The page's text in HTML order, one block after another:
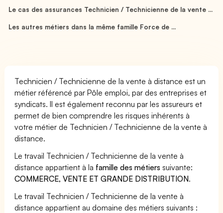
Le cas des assurances Technicien / Technicienne de la vente ...
Les autres métiers dans la même famille Force de ...
Technicien / Technicienne de la vente à distance est un
métier référencé par Pôle emploi, par des entreprises et
syndicats. Il est également reconnu par les assureurs et
permet de bien comprendre les risques inhérents à
votre métier de Technicien / Technicienne de la vente à
distance.
Le travail Technicien / Technicienne de la vente à
distance appartient à la famille des métiers suivante:
COMMERCE, VENTE ET GRANDE DISTRIBUTION.
Le travail Technicien / Technicienne de la vente à
distance appartient au domaine des métiers suivants :